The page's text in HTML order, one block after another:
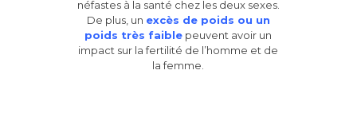
néfastes à la santé chez les deux sexes.
De plus, un excès de poids ou un
poids très faible peuvent avoir un
impact sur la fertilité de l’homme et de
la femme.